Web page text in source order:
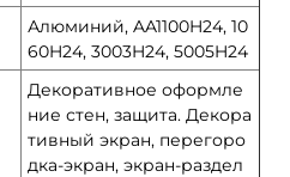
Алюминий, AA1100H24, 10
60H24, 3003H24, 5005H24
Декоративное оформле
ние стен, защита. Декора
тивный экран, перегоро
дка-экран, экран-раздел